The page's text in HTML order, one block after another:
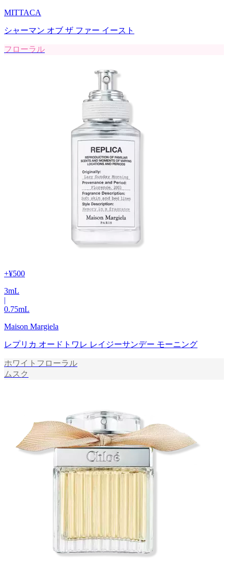
MITTACA
シャーマン オブ ザ ファー イースト
フローラル
+¥500
3mL
|
0.75mL
Maison Margiela
レプリカ オードトワレ レイジーサンデー モーニング
ホワイトフローラル
ムスク